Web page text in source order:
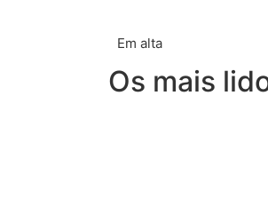
Em alta
Os mais